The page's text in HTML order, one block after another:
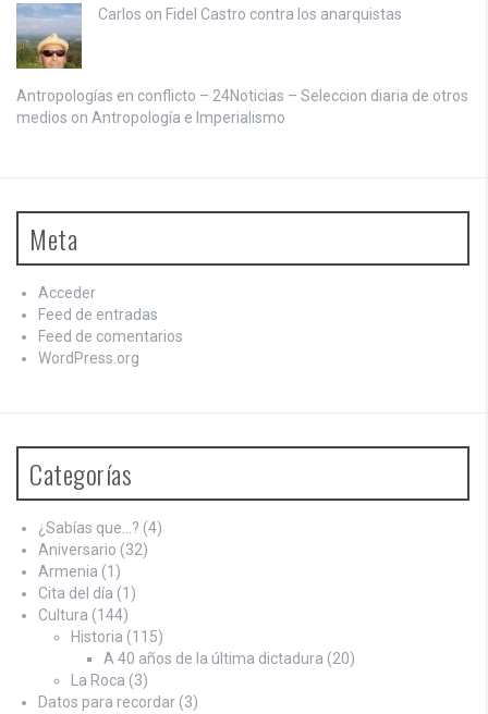
Carlos on Fidel Castro contra los anarquistas
Antropologías en conflicto – 24Noticias – Seleccion diaria de otros
medios on Antropología e Imperialismo
Meta
Acceder
Feed de entradas
Feed de comentarios
WordPress.org
Categorías
¿Sabías que…? (4)
Aniversario (32)
Armenia (1)
Cita del día (1)
Cultura (144)
Historia (115)
A 40 años de la última dictadura (20)
La Roca (3)
Datos para recordar (3)